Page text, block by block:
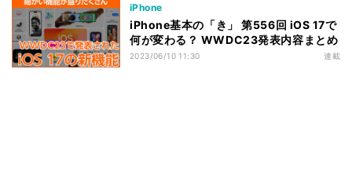
iPhone
iPhone基本の「き」 第556回 iOS 17で
何が変わる？ WWDC23発表内容まとめ
2023/06/10 11:30 連載